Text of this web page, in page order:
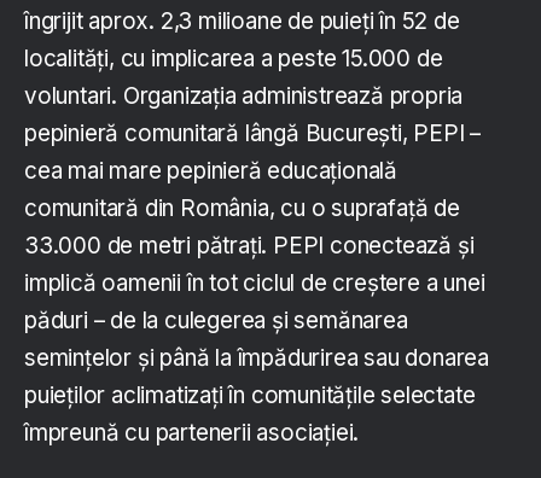
îngrijit aprox. 2,3 milioane de puieți în 52 de
localități, cu implicarea a peste 15.000 de
voluntari. Organizația administrează propria
pepinieră comunitară lângă București, PEPI –
cea mai mare pepinieră educațională
comunitară din România, cu o suprafață de
33.000 de metri pătrați. PEPI conectează și
implică oamenii în tot ciclul de creștere a unei
păduri – de la culegerea și semănarea
semințelor și până la împădurirea sau donarea
puieților aclimatizați în comunitățile selectate
împreună cu partenerii asociației.